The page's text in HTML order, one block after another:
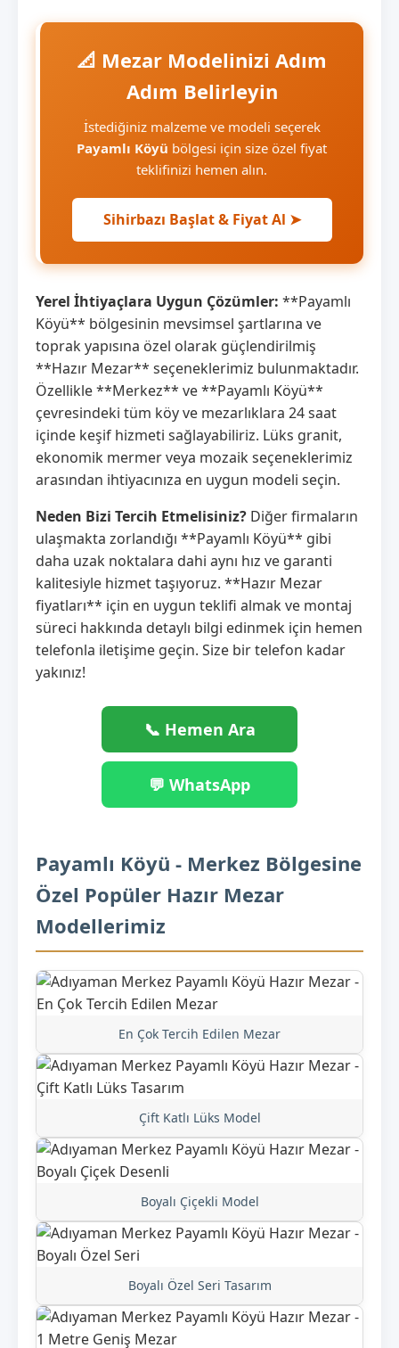
📐 Mezar Modelinizi Adım
Adım Belirleyin
İstediğiniz malzeme ve modeli seçerek
Payamlı Köyü bölgesi için size özel fiyat
teklifinizi hemen alın.
Sihirbazı Başlat & Fiyat Al ➤
Yerel İhtiyaçlara Uygun Çözümler: **Payamlı
Köyü** bölgesinin mevsimsel şartlarına ve
toprak yapısına özel olarak güçlendirilmiş
**Hazır Mezar** seçeneklerimiz bulunmaktadır.
Özellikle **Merkez** ve **Payamlı Köyü**
çevresindeki tüm köy ve mezarlıklara 24 saat
içinde keşif hizmeti sağlayabiliriz. Lüks granit,
ekonomik mermer veya mozaik seçeneklerimiz
arasından ihtiyacınıza en uygun modeli seçin.
Neden Bizi Tercih Etmelisiniz? Diğer firmaların
ulaşmakta zorlandığı **Payamlı Köyü** gibi
daha uzak noktalara dahi aynı hız ve garanti
kalitesiyle hizmet taşıyoruz. **Hazır Mezar
fiyatları** için en uygun teklifi almak ve montaj
süreci hakkında detaylı bilgi edinmek için hemen
telefonla iletişime geçin. Size bir telefon kadar
yakınız!
📞 Hemen Ara
💬 WhatsApp
Payamlı Köyü - Merkez Bölgesine
Özel Popüler Hazır Mezar
Modellerimiz
En Çok Tercih Edilen Mezar
Çift Katlı Lüks Model
Boyalı Çiçekli Model
Boyalı Özel Seri Tasarım